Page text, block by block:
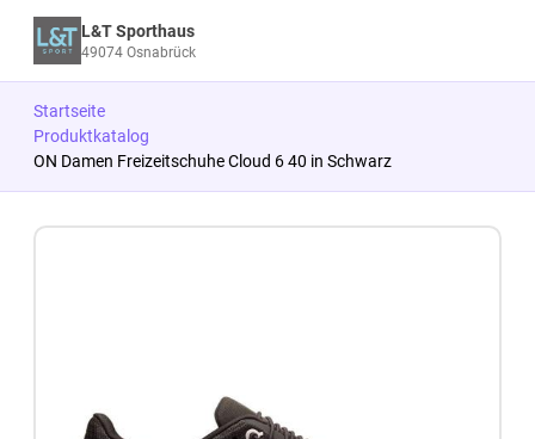
L&T Sporthaus
49074 Osnabrück
Startseite
Produktkatalog
ON Damen Freizeitschuhe Cloud 6 40 in Schwarz